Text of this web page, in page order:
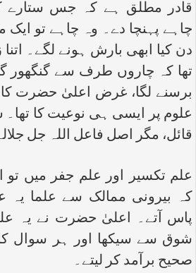
قادر مطلق ہے کہ جس
چاہے پہنچا دے۔ وہ چاہے تو ایک
دن کیا ابھی بارش ہونے لگے۔
تھا کہ چاروں طرف سے گنگھور
برسنے لگا، غرض اعلیٰ حضرت
علوم پر ایسی ہی نوعیت کا
قائل، مگر اصل فاعل اللہ جل
علم تکسیر اور علم جفر میں تو
کہ بیرونی ممالک سے علما یہ
پاس آتے۔ اعلیٰ حضرت نے یہ
شوق سے سیکھا اور ہر سوال
صحیح برآمد کر لیتے۔